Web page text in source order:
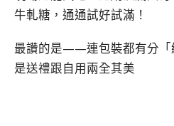
牛軋糖，通通試好試滿！
最讚的是——連包裝都有分「
是送禮跟自用兩全其美